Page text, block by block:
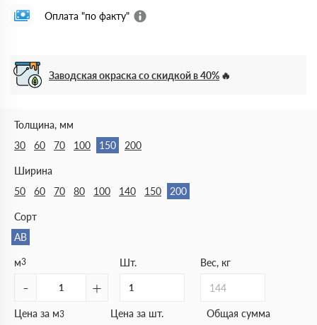
Оплата "по факту"
Заводская окраска со скидкой в 40%
Толщина, мм
30
60 70 100 150 200
Ширина
50
60 70 80 100 140 150 200
Сорт
АВ
м3
- +
Шт. Вес, кг
144
Цена за м3 Цена за шт. Общая сумма